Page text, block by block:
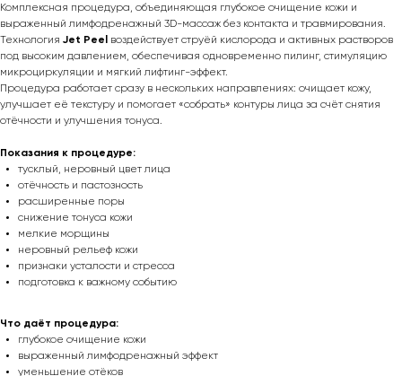
Комплексная процедура, объединяющая глубокое очищение кожи и
выраженный лимфодренажный 3D-массаж без контакта и травмирования.
Технология Jet Peel
воздействует струёй кислорода и активных растворов
под высоким давлением, обеспечивая одновременно пилинг, стимуляцию
микроциркуляции и мягкий лифтинг-эффект.
Процедура работает сразу в нескольких направлениях: очищает кожу,
улучшает её текстуру и помогает «собрать» контуры лица за счёт снятия
отёчности и улучшения тонуса.
Показания к процедуре:
тусклый, неровный цвет лица
отёчность и пастозность
расширенные поры
снижение тонуса кожи
мелкие морщины
неровный рельеф кожи
признаки усталости и стресса
подготовка к важному событию
Что даёт процедура:
глубокое очищение кожи
выраженный лимфодренажный эффект
уменьшение отёков